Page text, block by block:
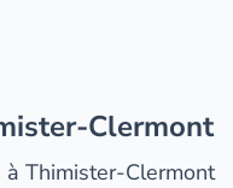
Clermont
à Thimister-Clermont